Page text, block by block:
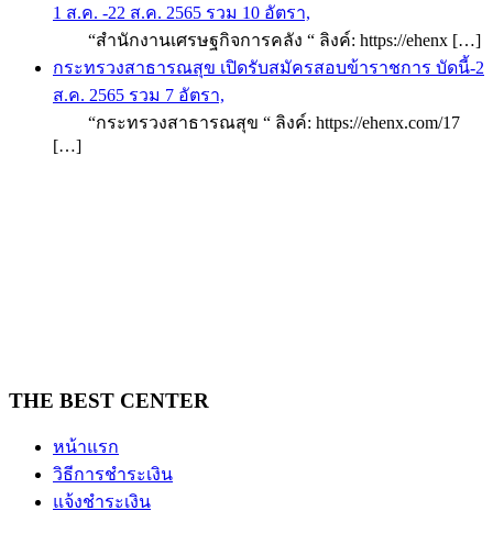
1 ส.ค. -22 ส.ค. 2565 รวม 10 อัตรา,
“สำนักงานเศรษฐกิจการคลัง “ ลิงค์: https://ehenx […]
กระทรวงสาธารณสุข เปิดรับสมัครสอบข้าราชการ บัดนี้-2
ส.ค. 2565 รวม 7 อัตรา,
“กระทรวงสาธารณสุข “ ลิงค์: https://ehenx.com/17
[…]
THE BEST CENTER
หน้าแรก
วิธีการชำระเงิน
แจ้งชำระเงิน